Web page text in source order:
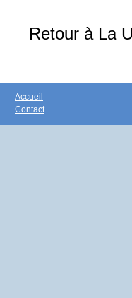
Retour à La
Accueil
Contact